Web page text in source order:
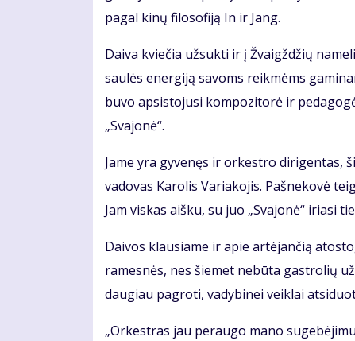
pagal kinų filosofiją In ir Jang.
Daiva kviečia užsukti ir į Žvaigždžių
saulės energiją savoms reikmėms
buvo apsistojusi kompozitorė ir
„Svajonė“.
Jame yra gyvenęs ir orkestro dirigentas,
vadovas Karolis Variakojis. Pašnekovė
Jam viskas aišku, su juo „Svajonė“ iriasi
Daivos klausiame ir apie artėjančią
ramesnės, nes šiemet nebūta gastrolių
daugiau pagroti, vadybinei veiklai
„Orkestras jau peraugo mano